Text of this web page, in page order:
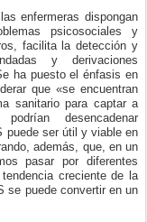
enfermeras dispongan
psicosociales y
facilita la detección y
y derivaciones
ha puesto el énfasis en
que «se encuentran
sanitario para captar a
desencadenar
puede ser útil y viable en
además, que, en un
pasar por diferentes
creciente de la
se puede convertir en un